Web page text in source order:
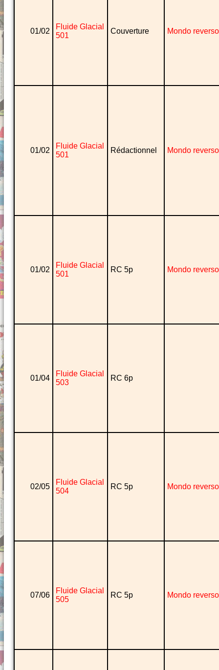
01/02
Fluide Glacial
501
Couverture Mondo reverso
01/02
Fluide Glacial
501
Rédactionnel Mondo reverso
01/02
Fluide Glacial
501
RC 5p Mondo reverso
01/04
Fluide Glacial
503
RC 6p
02/05
Fluide Glacial
504
RC 5p Mondo reverso
07/06
Fluide Glacial
505
RC 5p Mondo reverso